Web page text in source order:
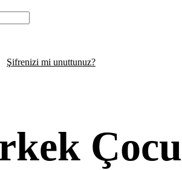
Şifrenizi mi unuttunuz?